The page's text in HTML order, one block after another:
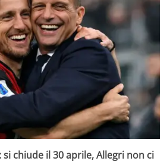
si chiude il 30 aprile, Allegri non ci